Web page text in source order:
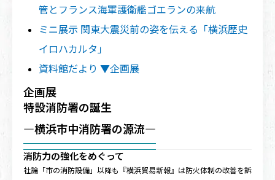
管とフランス海軍護衛艦ゴエランの来航
ミニ展示 関東大震災前の姿を伝える「横浜歴史
イロハカルタ」
資料館だより ▼企画展
企画展
特設消防署の誕生
―横浜市中消防署の源流―
消防力の強化をめぐって
社論「市の消防設備」以降も『横浜貿易新報』は防火体制の改善を訴